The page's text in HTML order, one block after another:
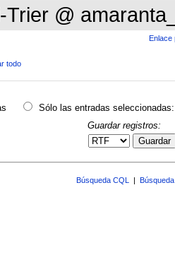
Trier @
Enlace
todo
Sólo las entradas seleccionadas:
Guardar registros:
Guardar
Búsqueda CQL